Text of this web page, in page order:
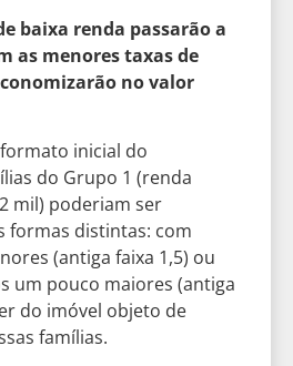
baixa renda passarão a
as menores taxas de
no valor
inicial do
do Grupo 1 (renda
mil) poderiam ser
formas distintas: com
(antiga faixa 1,5) ou
um pouco maiores (antiga
do imóvel objeto de
famílias.